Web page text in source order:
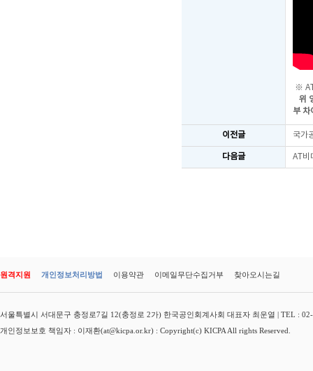
※
위
부 차
이전글 국가
다음글 AT비
원격지원 개인정보처리방법 이용약관 이메일무단수집거부 찾아오시는길
서울특별시 서대문구 충정로7길 12(충정로 2가) 한국공인회계사회 대표자 최운열 | TEL :
개인정보보호 책임자 : 이재환(at@kicpa.or.kr) : Copyright(c) KICPA All rights Reserved.